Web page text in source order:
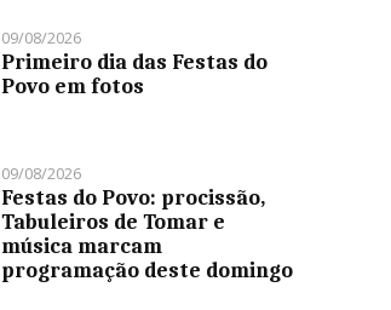
09/08/2026
Primeiro dia das Festas do
Povo em fotos
09/08/2026
Festas do Povo: procissão,
Tabuleiros de Tomar e
música marcam
programação deste domingo